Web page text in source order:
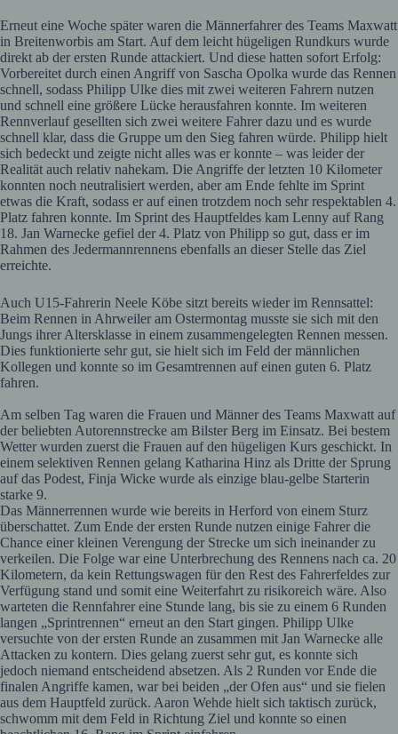
Erneut eine Woche später waren die Männerfahrer des Teams Maxwatt
in Breitenworbis am Start. Auf dem leicht hügeligen Rundkurs wurde
direkt ab der ersten Runde attackiert. Und diese hatten sofort Erfolg:
Vorbereitet durch einen Angriff von Sascha Opolka wurde das Rennen
schnell, sodass Philipp Ulke dies mit zwei weiteren Fahrern nutzen
und schnell eine größere Lücke herausfahren konnte. Im weiteren
Rennverlauf gesellten sich zwei weitere Fahrer dazu und es wurde
schnell klar, dass die Gruppe um den Sieg fahren würde. Philipp hielt
sich bedeckt und zeigte nicht alles was er konnte – was leider der
Realität auch relativ nahekam. Die Angriffe der letzten 10 Kilometer
konnten noch neutralisiert werden, aber am Ende fehlte im Sprint
etwas die Kraft, sodass er auf einen trotzdem noch sehr respektablen 4.
Platz fahren konnte. Im Sprint des Hauptfeldes kam Lenny auf Rang
18. Jan Warnecke gefiel der 4. Platz von Philipp so gut, dass er im
Rahmen des Jedermannrennens ebenfalls an dieser Stelle das Ziel
erreichte.
Auch U15-Fahrerin Neele Köbe sitzt bereits wieder im Rennsattel:
Beim Rennen in Ahrweiler am Ostermontag musste sie sich mit den
Jungs ihrer Altersklasse in einem zusammengelegten Rennen messen.
Dies funktionierte sehr gut, sie hielt sich im Feld der männlichen
Kollegen und konnte so im Gesamtrennen auf einen guten 6. Platz
fahren.
Am selben Tag waren die Frauen und Männer des Teams Maxwatt auf
der beliebten Autorennstrecke am Bilster Berg im Einsatz. Bei bestem
Wetter wurden zuerst die Frauen auf den hügeligen Kurs geschickt. In
einem selektiven Rennen gelang Katharina Hinz als Dritte der Sprung
auf das Podest, Finja Wicke wurde als einzige blau-gelbe Starterin
starke 9.
Das Männerrennen wurde wie bereits in Herford von einem Sturz
überschattet. Zum Ende der ersten Runde nutzen einige Fahrer die
Chance einer kleinen Verengung der Strecke um sich ineinander zu
verkeilen. Die Folge war eine Unterbrechung des Rennens nach ca. 20
Kilometern, da kein Rettungswagen für den Rest des Fahrerfeldes zur
Verfügung stand und somit eine Weiterfahrt zu risikoreich wäre. Also
warteten die Rennfahrer eine Stunde lang, bis sie zu einem 6 Runden
langen „Sprintrennen“ erneut an den Start gingen. Philipp Ulke
versuchte von der ersten Runde an zusammen mit Jan Warnecke alle
Attacken zu kontern. Dies gelang zuerst sehr gut, es konnte sich
jedoch niemand entscheidend absetzen. Als 2 Runden vor Ende die
finalen Angriffe kamen, war bei beiden „der Ofen aus“ und sie fielen
aus dem Hauptfeld zurück. Aaron Wehde hielt sich taktisch zurück,
schwomm mit dem Feld in Richtung Ziel und konnte so einen